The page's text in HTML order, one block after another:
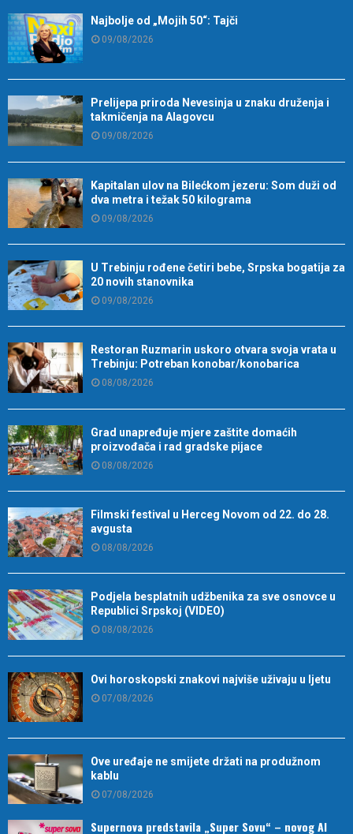
Najbolje od „Mojih 50“: Tajči
09/08/2026
Prelijepa priroda Nevesinja u znaku druženja i
takmičenja na Alagovcu
09/08/2026
Kapitalan ulov na Bilećkom jezeru: Som duži od
dva metra i težak 50 kilograma
09/08/2026
U Trebinju rođene četiri bebe, Srpska bogatija za
20 novih stanovnika
09/08/2026
Restoran Ruzmarin uskoro otvara svoja vrata u
Trebinju: Potreban konobar/konobarica
08/08/2026
Grad unapređuje mjere zaštite domaćih
proizvođača i rad gradske pijace
08/08/2026
Filmski festival u Herceg Novom od 22. do 28.
avgusta
08/08/2026
Podjela besplatnih udžbenika za sve osnovce u
Republici Srpskoj (VIDEO)
08/08/2026
Ovi horoskopski znakovi najviše uživaju u ljetu
07/08/2026
Ove uređaje ne smijete držati na produžnom
kablu
07/08/2026
Supernova predstavila „Super Sovu“ – novog AI